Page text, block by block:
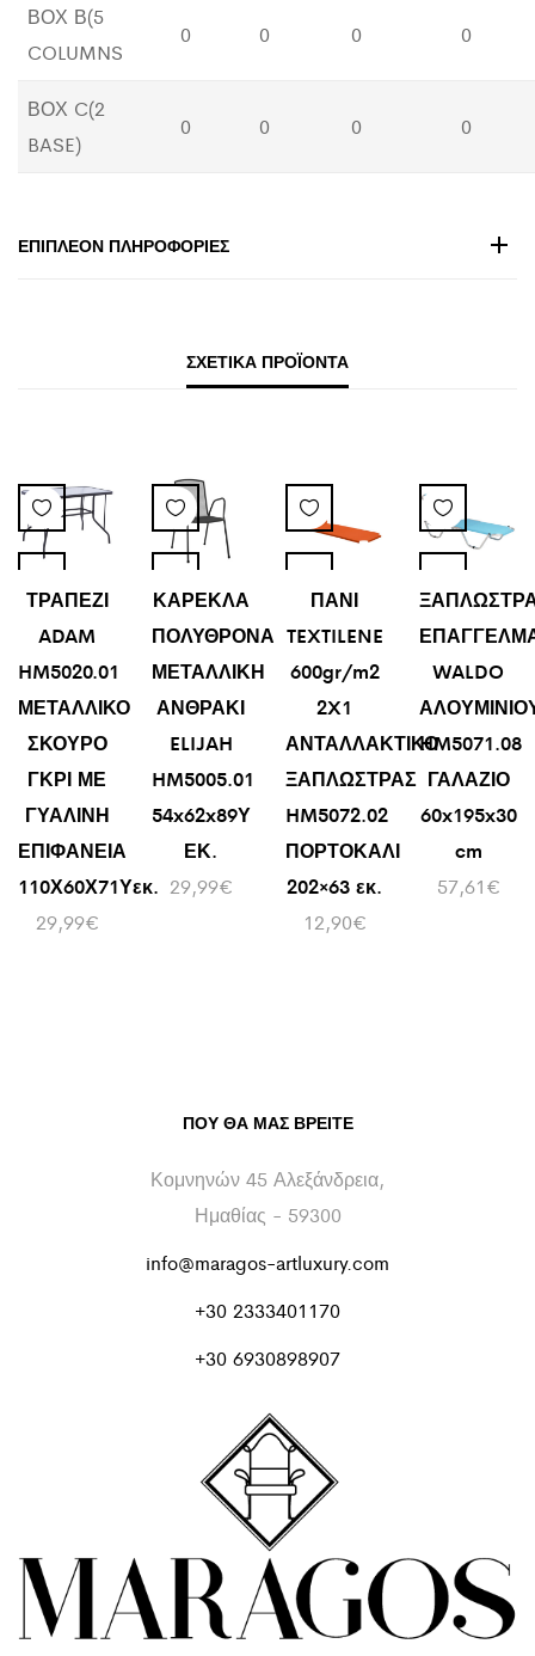
ΒΟΧ Β(5
COLUMNS
0 0 0 0
ΒΟΧ C(2
BASE)
0 0 0 0
ΕΠΙΠΛΈΟΝ ΠΛΗΡΟΦΟΡΊΕΣ
ΣΧΕΤΙΚΆ ΠΡΟΪΌΝΤΑ
ΤΡΑΠΕΖΙ
ADAM
HM5020.01
ΜΕΤΑΛΛΙΚΟ
ΣΚΟΥΡΟ
ΓΚΡΙ ΜΕ
ΓΥΑΛΙΝΗ
ΕΠΙΦΑΝΕΙΑ
110Χ60Χ71Υεκ.
29,99€
ΚΑΡΕΚΛΑ
ΠΟΛΥΘΡΟΝΑ
ΜΕΤΑΛΛΙΚΗ
ΑΝΘΡΑΚΙ
ELIJAH
HM5005.01
54x62x89Υ
ΕΚ.
29,99€
ΠΑΝΙ
TEXTILENE
600gr/m2
2X1
ΑΝΤΑΛΛΑΚΤΙΚΟ
ΞΑΠΛΩΣΤΡΑΣ
HM5072.02
ΠΟΡΤΟΚΑΛΙ
202×63 εκ.
12,90€
WALDO
HM5071.08
ΓΑΛΑΖΙΟ
60x195x30
cm
57,61€
ΠΟΥ ΘΑ ΜΑΣ ΒΡΕΊΤΕ
Κομνηνών 45 Αλεξάνδρεια,
Ημαθίας - 59300
info@maragos-artluxury.com
+30 2333401170
+30 6930898907